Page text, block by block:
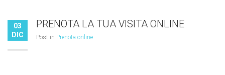
03
DIC
PRENOTA LA TUA VISITA ONLINE
Post in Prenota online